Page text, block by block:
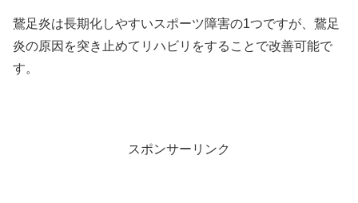
鵞足炎は長期化しやすいスポーツ障害の1つですが、鵞足
炎の原因を突き止めてリハビリをすることで改善可能で
す。
スポンサーリンク